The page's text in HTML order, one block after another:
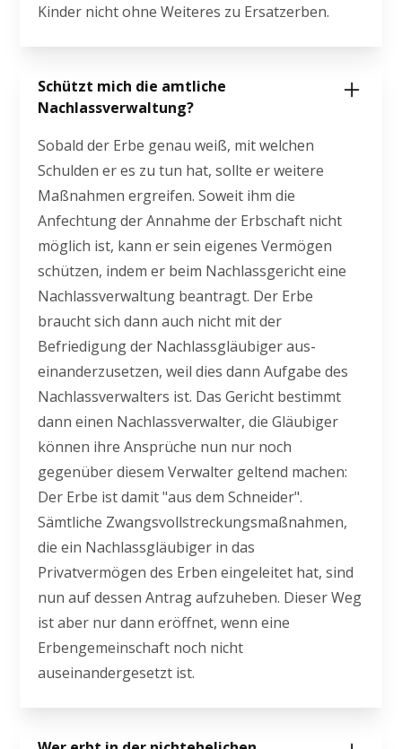
Kinder nicht ohne Weiteres zu Ersatzerben.
Schützt mich die amtliche
Nachlassverwaltung?
Sobald der Erbe genau weiß, mit welchen
Schulden er es zu tun hat, sollte er weitere
Maßnahmen ergreifen. Soweit ihm die
Anfechtung der Annahme der Erbschaft nicht
möglich ist, kann er sein eigenes Vermögen
schützen, indem er beim Nachlassgericht eine
Nachlassverwaltung beantragt. Der Erbe
braucht sich dann auch nicht mit der
Befriedigung der Nachlassgläubiger aus-
einanderzusetzen, weil dies dann Aufgabe des
Nachlassverwalters ist. Das Gericht bestimmt
dann einen Nachlassverwalter, die Gläubiger
können ihre Ansprüche nun nur noch
gegenüber diesem Verwalter geltend machen:
Der Erbe ist damit "aus dem Schneider".
Sämtliche Zwangsvollstreckungsmaßnahmen,
die ein Nachlassgläubiger in das
Privatvermögen des Erben eingeleitet hat, sind
nun auf dessen Antrag aufzuheben. Dieser Weg
ist aber nur dann eröffnet, wenn eine
Erbengemeinschaft noch nicht
auseinandergesetzt ist.